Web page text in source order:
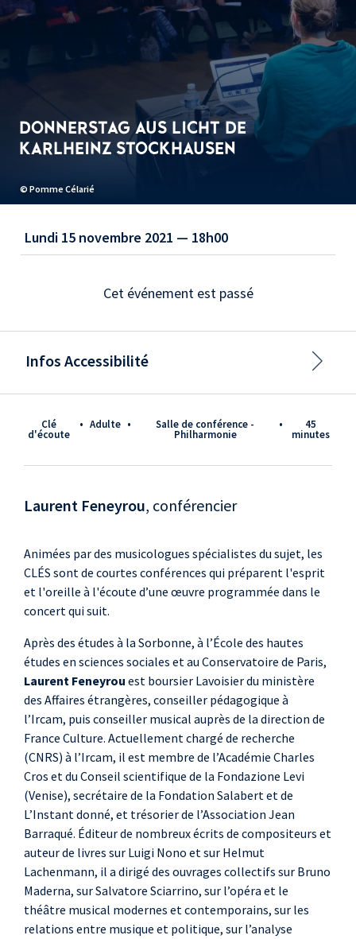
© Pomme Célarié
DONNERSTAG AUS LICHT DE
KARLHEINZ STOCKHAUSEN
Clé
d'écoute
• adulte • Salle de conférence -
Philharmonie
• 45
minutes
Laurent Feneyrou, conférencier
Animées par des musicologues spécialistes du sujet, les
CLÉS sont de courtes conférences qui préparent l'esprit
et l'oreille à l'écoute d’une œuvre programmée dans le
concert qui suit.
Après des études à la Sorbonne, à l’École des hautes
études en sciences sociales et au Conservatoire de Paris,
Laurent Feneyrou est boursier Lavoisier du ministère
des Affaires étrangères, conseiller pédagogique à
l’Ircam, puis conseiller musical auprès de la direction de
France Culture. Actuellement chargé de recherche
(CNRS) à l’Ircam, il est membre de l’Académie Charles
Cros et du Conseil scientifique de la Fondazione Levi
(Venise), secrétaire de la Fondation Salabert et de
L’Instant donné, et trésorier de l’Association Jean
Barraqué. Éditeur de nombreux écrits de compositeurs et
auteur de livres sur Luigi Nono et sur Helmut
Lachenmann, il a dirigé des ouvrages collectifs sur Bruno
Maderna, sur Salvatore Sciarrino, sur l’opéra et le
théâtre musical modernes et contemporains, sur les
relations entre musique et politique, sur l’analyse
Lundi 15 novembre 2021 — 18h00
Cet événement est passé
Infos Accessibilité